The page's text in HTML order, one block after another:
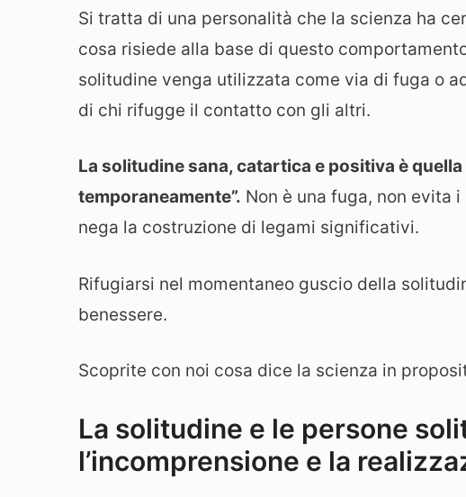
Si tratta di una personalità che la scienza ha
cosa risiede alla base di questo
solitudine venga utilizzata come via di fuga o
di chi rifugge il contatto con gli altri.
La solitudine sana, catartica e positiva è
temporaneamente”. Non è una fuga, non evita
nega la costruzione di legami significativi.
Rifugiarsi nel momentaneo guscio della
benessere.
Scoprite con noi cosa dice la scienza in
La solitudine e le persone
l’incomprensione e la